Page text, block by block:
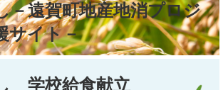
－遠賀町地産地消プロジ
サイト－
学校給食献立